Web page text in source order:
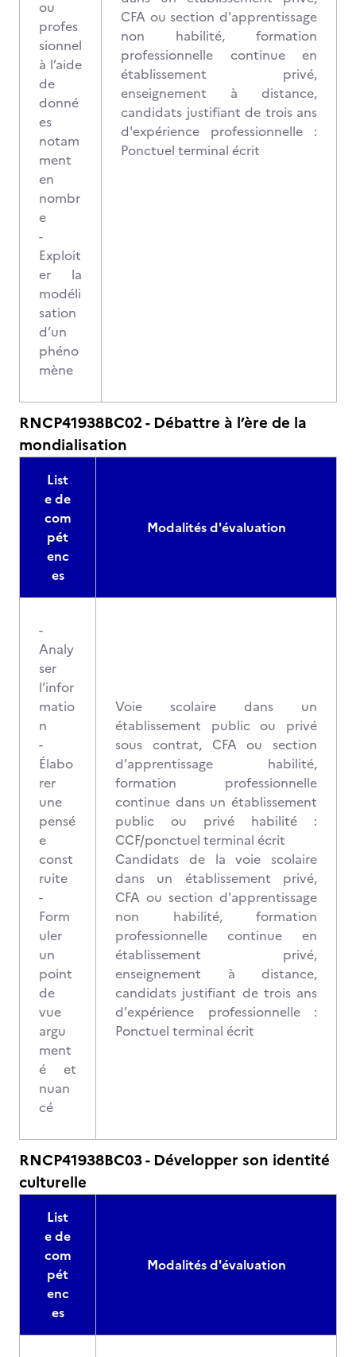
ou
profes
sionnel
à l’aide
de
donné
es
notam
ment
en
nombr
e
-
Exploit
er la
modéli
sation
d’un
phéno
mène
CFA ou section d'apprentissage
non habilité, formation
professionnelle continue en
établissement privé,
enseignement à distance,
candidats justifiant de trois ans
d'expérience professionnelle :
Ponctuel terminal écrit
RNCP41938BC02 - Débattre à l’ère de la
mondialisation
List
e de
com
pét
enc
es
Modalités d'évaluation
-
Analy
ser
l’infor
matio
n
-
Élabo
rer
une
pensé
e
const
ruite
-
Form
uler
un
point
de
vue
argu
ment
é et
nuan
cé
Voie scolaire dans un
établissement public ou privé
sous contrat, CFA ou section
d'apprentissage habilité,
formation professionnelle
continue dans un établissement
public ou privé habilité :
CCF/ponctuel terminal écrit
Candidats de la voie scolaire
dans un établissement privé,
CFA ou section d'apprentissage
non habilité, formation
professionnelle continue en
établissement privé,
enseignement à distance,
candidats justifiant de trois ans
d'expérience professionnelle :
Ponctuel terminal écrit
RNCP41938BC03 - Développer son identité
culturelle
List
e de
com
pét
enc
es
Modalités d'évaluation